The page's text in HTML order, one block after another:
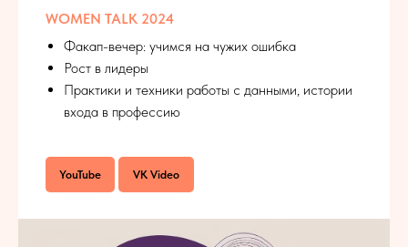
WOMEN TALK 2024
Факап-вечер: учимся на чужих ошибка
Рост в лидеры
Практики и техники работы с данными, истории
входа в профессию
YouTube VK Video